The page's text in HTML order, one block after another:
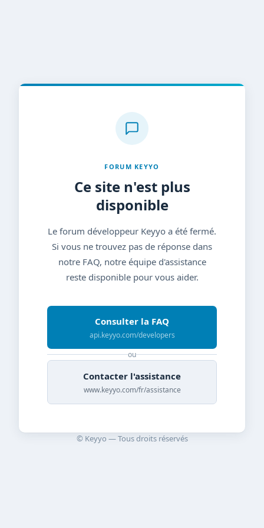
FORUM KEYYO
Ce site n'est plus
disponible
Le forum développeur Keyyo a été fermé.
Si vous ne trouvez pas de réponse dans
notre FAQ, notre équipe d'assistance
reste disponible pour vous aider.
Consulter la FAQ
api.keyyo.com/developers
ou
Contacter l'assistance
www.keyyo.com/fr/assistance
© Keyyo — Tous droits réservés